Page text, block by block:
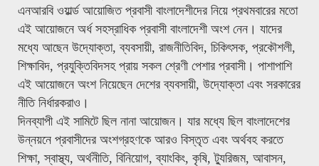
এনআরবি ওয়ার্ল্ড আয়োজিত প্রবাসী বাংলাদেশীদের নিয়ে প্রথমবারের মতো
এই আয়োজনে অর্ধ সহস্রাধিক প্রবাসী বাংলাদেশী অংশ নেন। যাদের
মধ্যে আছেন উদ্যোক্তা, ব্যবসায়ী, রাজনীতিবিদ, চিকিৎসক, প্রকৌশলী,
শিক্ষাবিদ, প্রযুক্তিবিদসহ প্রায় সকল শ্রেণী পেশার প্রবাসী। পাশাপাশি
এই আয়োজনে অংশ নিয়েছেন দেশের ব্যবসায়ী, উদ্যোক্তা এবং সরকারের
নীতি নির্ধারকরাও।
দিনব্যাপী এই সামিটে ছিল নানা আয়োজন। যার মধ্যে ছিল বাংলাদেশের
উন্নয়নে প্রবাসীদের অংশগ্রহণকে আরও বিস্তৃত এবং অর্থবহ করতে
শিক্ষা, স্বাস্থ্য, অর্থনীতি, বিনিয়োগ, ব্যাংকিং, কৃষি, ট্যুরিজম, আবাসন,